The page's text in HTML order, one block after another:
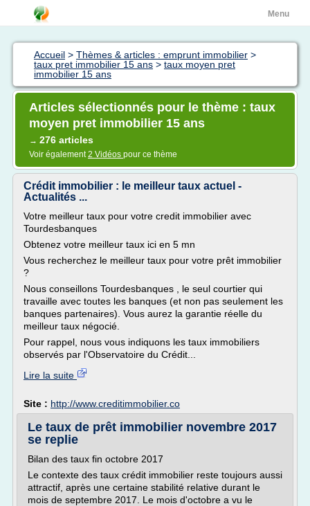
Menu
Accueil > Thèmes & articles : emprunt immobilier >
taux pret immobilier 15 ans > taux moyen pret
immobilier 15 ans
Articles sélectionnés pour le thème : taux
moyen pret immobilier 15 ans
→ 276 articles
Voir également2 Vidéos pour ce thème
Crédit immobilier : le meilleur taux actuel -
Actualités ...
Votre meilleur taux pour votre credit immobilier avec
Tourdesbanques
Obtenez votre meilleur taux ici en 5 mn
Vous recherchez le meilleur taux pour votre prêt immobilier
?
Nous conseillons Tourdesbanques , le seul courtier qui
travaille avec toutes les banques (et non pas seulement les
banques partenaires). Vous aurez la garantie réelle du
meilleur taux négocié.
Pour rappel, nous vous indiquons les taux immobiliers
observés par l'Observatoire du Crédit...
Lire la suite
Site : http://www.creditimmobilier.co
Le taux de prêt immobilier novembre 2017
se replie
Bilan des taux fin octobre 2017
Le contexte des taux crédit immobilier reste toujours aussi
attractif, après une certaine stabilité relative durant le
mois de septembre 2017. Le mois d'octobre a vu le